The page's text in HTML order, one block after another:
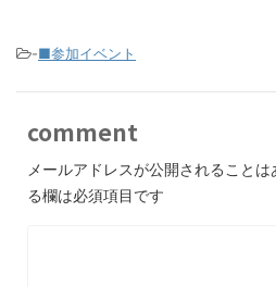
-■参加イベント
comment
メールアドレスが公開されることは
る欄は必須項目です